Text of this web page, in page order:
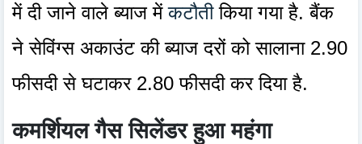
में दी जाने वाले ब्याज मेंकटौतीकिया गया है. बैंक
ने सेविंग्स अकाउंट की ब्याज दरों को सालाना 2.90
फीसदी से घटाकर 2.80 फीसदी कर दिया है.
कमर्शियल गैस सिलेंडर हुआ महंगा